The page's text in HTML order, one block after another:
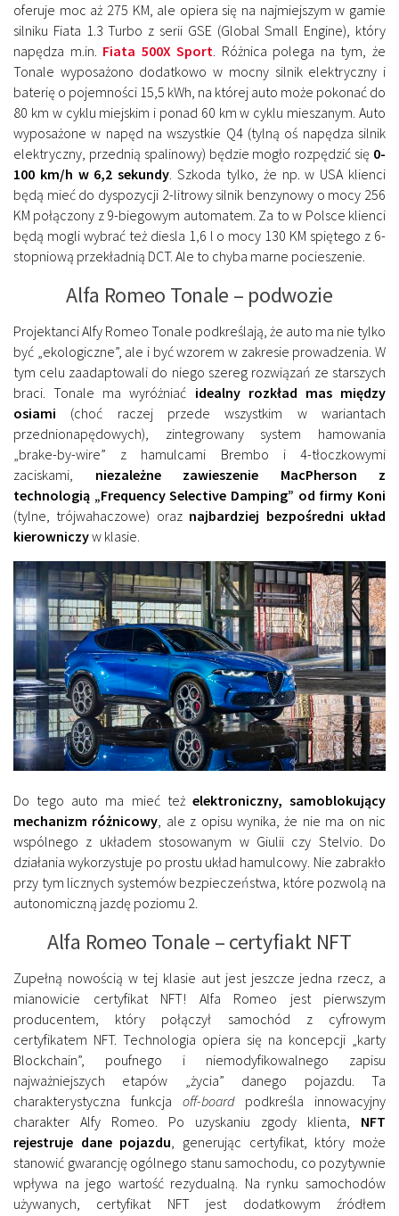
oferuje moc aż 275 KM, ale opiera się na najmiejszym w gamie
silniku Fiata 1.3 Turbo z serii GSE (Global Small Engine), który
napędza m.in. Fiata 500X Sport. Różnica polega na tym, że
Tonale wyposażono dodatkowo w mocny silnik elektryczny i
baterię o pojemności 15,5 kWh, na której auto może pokonać do
80 km w cyklu miejskim i ponad 60 km w cyklu mieszanym. Auto
wyposażone w napęd na wszystkie Q4 (tylną oś napędza silnik
elektryczny, przednią spalinowy) będzie mogło rozpędzić się 0-
100 km/h w 6,2 sekundy. Szkoda tylko, że np. w USA klienci
będą mieć do dyspozycji 2-litrowy silnik benzynowy o mocy 256
KM połączony z 9-biegowym automatem. Za to w Polsce klienci
będą mogli wybrać też diesla 1,6 l o mocy 130 KM spiętego z 6-
stopniową przekładnią DCT. Ale to chyba marne pocieszenie.
Alfa Romeo Tonale – podwozie
Projektanci Alfy Romeo Tonale podkreślają, że auto ma nie tylko
być „ekologiczne”, ale i być wzorem w zakresie prowadzenia. W
tym celu zaadaptowali do niego szereg rozwiązań ze starszych
braci. Tonale ma wyróżniać idealny rozkład mas między
osiami (choć raczej przede wszystkim w wariantach
przednionapędowych), zintegrowany system hamowania
„brake-by-wire” z hamulcami Brembo i 4-tłoczkowymi
zaciskami, niezależne zawieszenie MacPherson z
technologią „Frequency Selective Damping” od firmy Koni
(tylne, trójwahaczowe) oraz najbardziej bezpośredni układ
kierowniczyw klasie.
Do tego auto ma mieć też elektroniczny, samoblokujący
mechanizm różnicowy, ale z opisu wynika, że nie ma on nic
wspólnego z układem stosowanym w Giulii czy Stelvio. Do
działania wykorzystuje po prostu układ hamulcowy. Nie zabrakło
przy tym licznych systemów bezpieczeństwa, które pozwolą na
autonomiczną jazdę poziomu 2.
Alfa Romeo Tonale – certyfiakt NFT
Zupełną nowością w tej klasie aut jest jeszcze jedna rzecz, a
mianowicie certyfikat NFT! Alfa Romeo jest pierwszym
producentem, który połączył samochód z cyfrowym
certyfikatem NFT. Technologia opiera się na koncepcji „karty
Blockchain”, poufnego i niemodyfikowalnego zapisu
najważniejszych etapów „życia” danego pojazdu. Ta
charakterystyczna funkcja off-boardpodkreśla innowacyjny
charakter Alfy Romeo. Po uzyskaniu zgody klienta, NFT
rejestruje dane pojazdu, generując certyfikat, który może
stanowić gwarancję ogólnego stanu samochodu, co pozytywnie
wpływa na jego wartość rezydualną. Na rynku samochodów
używanych, certyfikat NFT jest dodatkowym źródłem